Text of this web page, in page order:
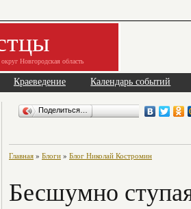
Новгородская область
Краеведение Календарь событий
Поделиться…
Главная » Блоги » Блог Николай Костромин
Бесшумно